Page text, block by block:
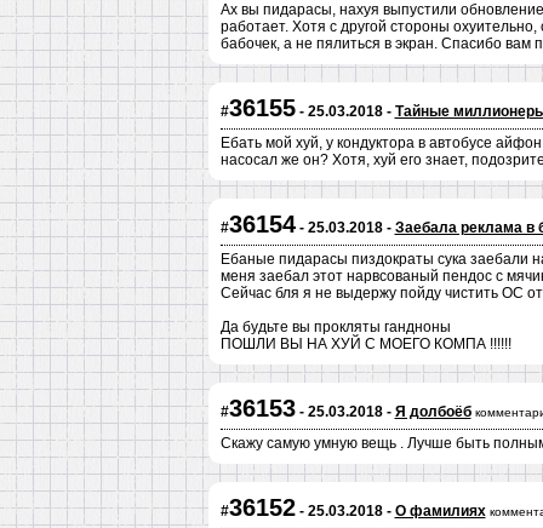
Ах вы пидарасы, нахуя выпустили
работает. Хотя с другой стороны
бабочек, а не пялиться в экран. Спасибо
#36155- 25.03.2018 - Тайные
Ебать мой хуй, у кондуктора в автобусе
насосал же он? Хотя, хуй его знает,
#36154- 25.03.2018 - Заебала реклама в
Ебаные пидарасы пиздократы сука заебали
меня заебал этот нарвсованый пендос с
Сейчас бля я не выдержу пойду чистить ОС
Да будьте вы прокляты гандноны
ПОШЛИ ВЫ НА ХУЙ С МОЕГО КОМПА !!!!!!
#36153- 25.03.2018 - Я долбоёб
Скажу самую умную вещь . Лучше быть
#36152- 25.03.2018 - О фамилиях